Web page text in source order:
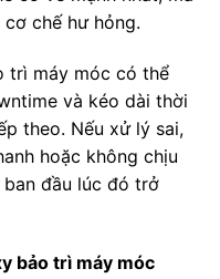
chế hư hỏng.
trì máy móc có thể
và kéo dài thời
theo. Nếu xử lý sai,
hoặc không chịu
đầu lúc đó trở
bảo trì máy móc